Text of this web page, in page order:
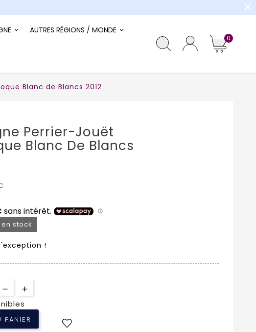
close
AUTRES RÉGIONS / MONDE
0
Blanc de Blancs 2012
Perrier-Jouët
Blanc De Blancs
stock
!
PANIER